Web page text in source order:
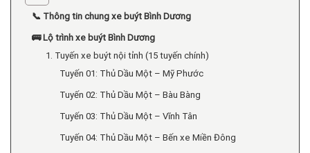
📞 Thông tin chung xe buýt Bình Dương
🚌 Lộ trình xe buýt Bình Dương
1. Tuyến xe buýt nội tỉnh (15 tuyến chính)
Tuyến 01: Thủ Dầu Một – Mỹ Phước
Tuyến 02: Thủ Dầu Một – Bàu Bàng
Tuyến 03: Thủ Dầu Một – Vĩnh Tân
Tuyến 04: Thủ Dầu Một – Bến xe Miền Đông